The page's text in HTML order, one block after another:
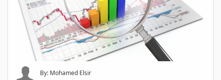
By: Mohamed Elsir